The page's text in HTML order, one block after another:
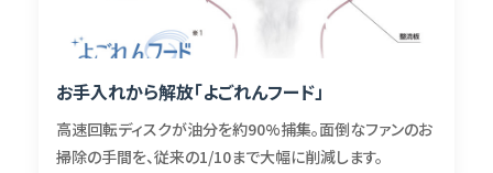
お手入れから解放「よごれんフード」
高速回転ディスクが油分を約90%捕集。面倒なファンのお
掃除の手間を、従来の1/10まで大幅に削減します。